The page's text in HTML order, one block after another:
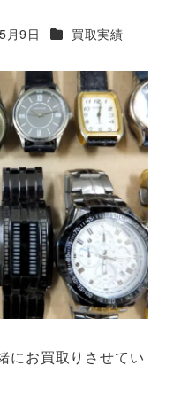
月9日 カテゴリー
買取実績
にお買取りさせてい